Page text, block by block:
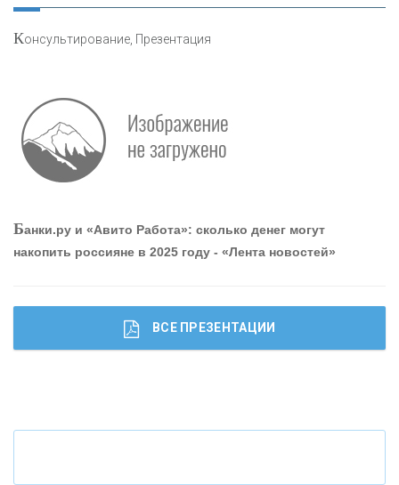
привлечь и удержать персонал - «Интервью»
Что будет с наличными деньгами при цифровом
Консультирование, Презентация
Банки.ру и «Авито Работа»: сколько денег могут
накопить россияне в 2025 году - «Лента новостей»
ВСЕ ПРЕЗЕНТАЦИИ